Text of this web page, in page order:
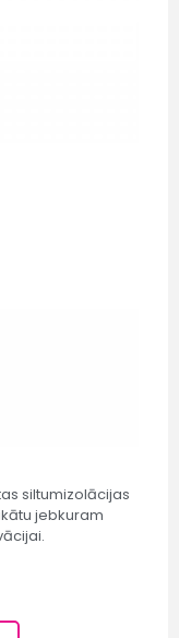
siltumizolācijas
jebkuram